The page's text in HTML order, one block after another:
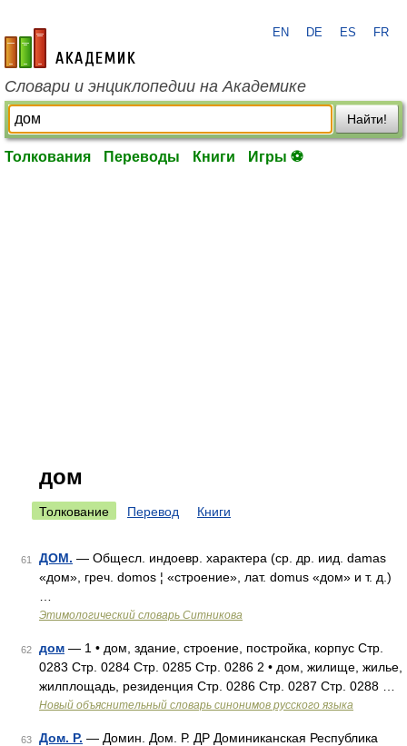
academic.ru
EN DE ES FR
Словари и энциклопедии на Академике
Найти!
Толкования Переводы Книги Игры ⚽
дом
Толкование Перевод Книги
61 ДОМ. — Общесл. индоевр. характера (ср. др. иид. damas
«дом», греч. domos ¦ «строение», лат. domus «дом» и т. д.)
Этимологический словарь Ситникова
62 дом — 1 • дом, здание, строение, постройка, корпус Стр.
0283 Стр. 0284 Стр. 0285 Стр. 0286 2 • дом, жилище, жилье,
жилплощадь, резиденция Стр. 0286 Стр. 0287 Стр. 0288 …
Новый объяснительный словарь синонимов русского языка
63 Дом. Р. — Домин. Дом. Р. ДР Доминиканская Республика